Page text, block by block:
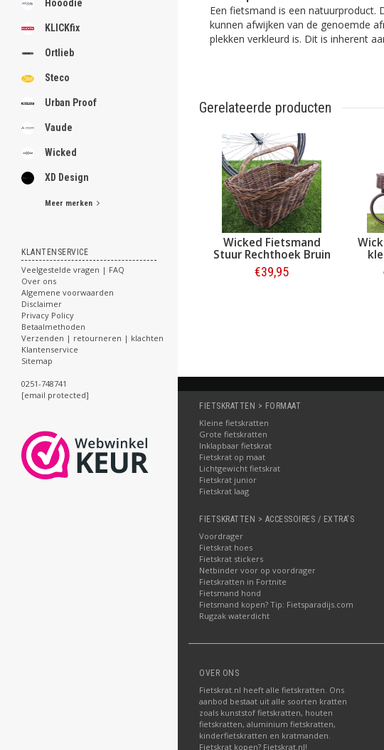
Hooodie
KLICKfix
Ortlieb
Steco
Urban Proof
Vaude
Wicked
XD Design
Meer merken
KLANTENSERVICE
Veelgestelde vragen | FAQ
Over ons
Algemene voorwaarden
Disclaimer
Privacy Policy
Betaalmethoden
Verzenden | retourneren | klachten
Klantenservice
Sitemap
0251-748741
[email protected]
Een fietsmand is een natuurproduct.
kunnen afwijken van de genoemde
plekken verkleurd is. Dit is inherent
Gerelateerde producten
Wicked Fietsmand
Stuur Rechthoek Bruin
€39,95
FIETSKRATTEN > FORMAAT
Kleine fietskratten
Grote fietskratten
Inklapbaar fietskrat
Fietskrat op maat
Lichtgewicht fietskrat
Fietskrat junior
Fietskrat laag
FIETSKRATTEN > ACCESSOIRES / EXTRA'S
Voordrager
Fietskrat hoes
Fietskrat stickers
Netbinder voor op voordrager
Fietskratten in Fortnite
Fietsmand hond
Fietsmand kopen? Tip: Fietsparadijs.com
Rugzak waterdicht
OVER ONS
Fietskrat.nl heeft alle fietskratten. Ons
aanbod bestaat uit alle soorten kratten
zoals kunststof fietskratten, houten
fietskratten, aluminium fietskratten,
kinderfietskratten en kratmanden.
Fietskrat kopen? Fietskrat.nl!